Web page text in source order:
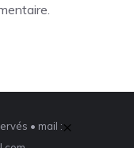
• mail :×